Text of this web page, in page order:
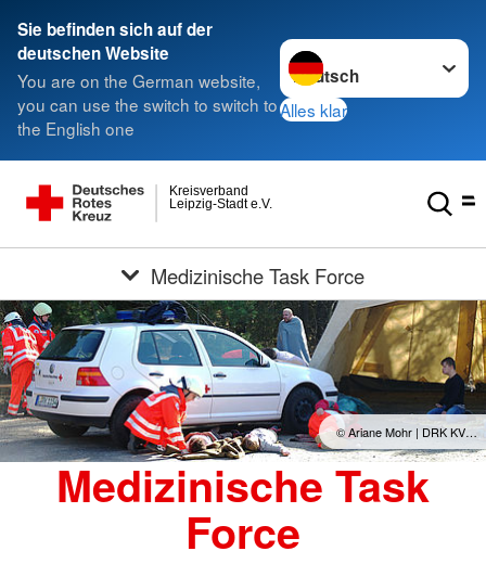
Sie befinden sich auf der
deutschen Website
You are on the German website,
you can use the switch to switch to
the English one
Sprache wechseln zu
Alles klar
Leipzig-Stadt e.V.
Kreisverband
Medizinische Task Force
© Ariane Mohr | DRK KV…
Medizinische Task
Force